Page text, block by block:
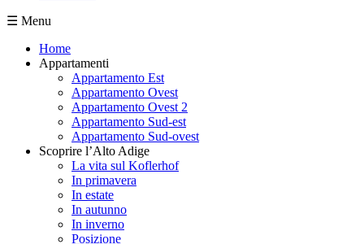
☰ Menu
Home
Appartamenti
Appartamento Est
Appartamento Ovest
Appartamento Ovest 2
Appartamento Sud-est
Appartamento Sud-ovest
Scoprire l’Alto Adige
La vita sul Koflerhof
In primavera
In estate
In autunno
In inverno
Posizione